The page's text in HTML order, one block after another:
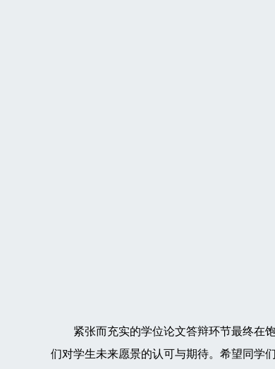
紧张而充实的学位论文答辩环节最终在饱
们对学生未来愿景的认可与期待。希望同学